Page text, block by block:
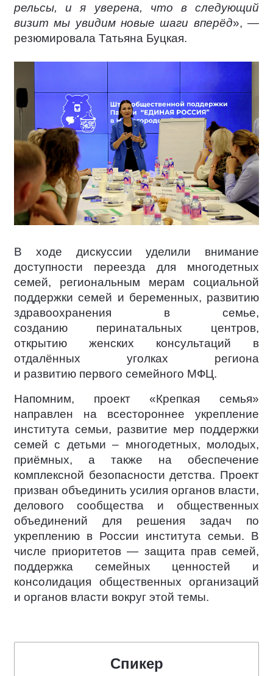
рельсы, и я уверена, что в следующий
визит мы увидим новые шаги вперёд», —
резюмировала Татьяна Буцкая.
В ходе дискуссии уделили внимание
доступности переезда для многодетных
семей, региональным мерам социальной
поддержки семей и беременных, развитию
здравоохранения в семье,
созданию перинатальных центров,
открытию женских консультаций в
отдалённых уголках региона
и развитию первого семейного МФЦ.
Напомним, проект «Крепкая семья»
направлен на всестороннее укрепление
института семьи, развитие мер поддержки
семей с детьми – многодетных, молодых,
приёмных, а также на обеспечение
комплексной безопасности детства. Проект
призван объединить усилия органов власти,
делового сообщества и общественных
объединений для решения задач по
укреплению в России института семьи. В
числе приоритетов — защита прав семей,
поддержка семейных ценностей и
консолидация общественных организаций
и органов власти вокруг этой темы.
Спикер